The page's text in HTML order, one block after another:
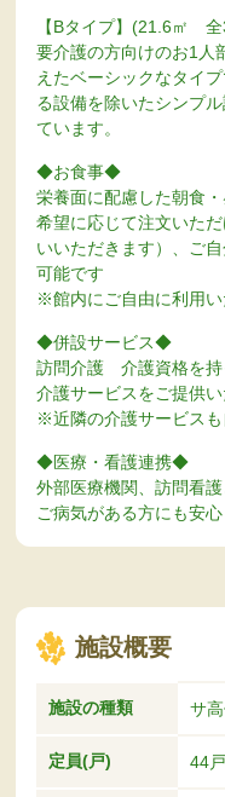
【Bタイプ】(21.6㎡
要介護の方向けのお1人
えたベーシックなタイ
る設備を除いたシンプ
ています。
◆お食事◆
栄養面に配慮した朝食
希望に応じて注文いた
いいただきます）、ご
可能です
※館内にご自由に利用
◆併設サービス◆
訪問介護 介護資格を持
介護サービスをご提供い
※近隣の介護サービスも
◆医療・看護連携◆
外部医療機関、訪問看
ご病気がある方にも安心
施設概要
施設の種類 サ
定員(戸) 44戸